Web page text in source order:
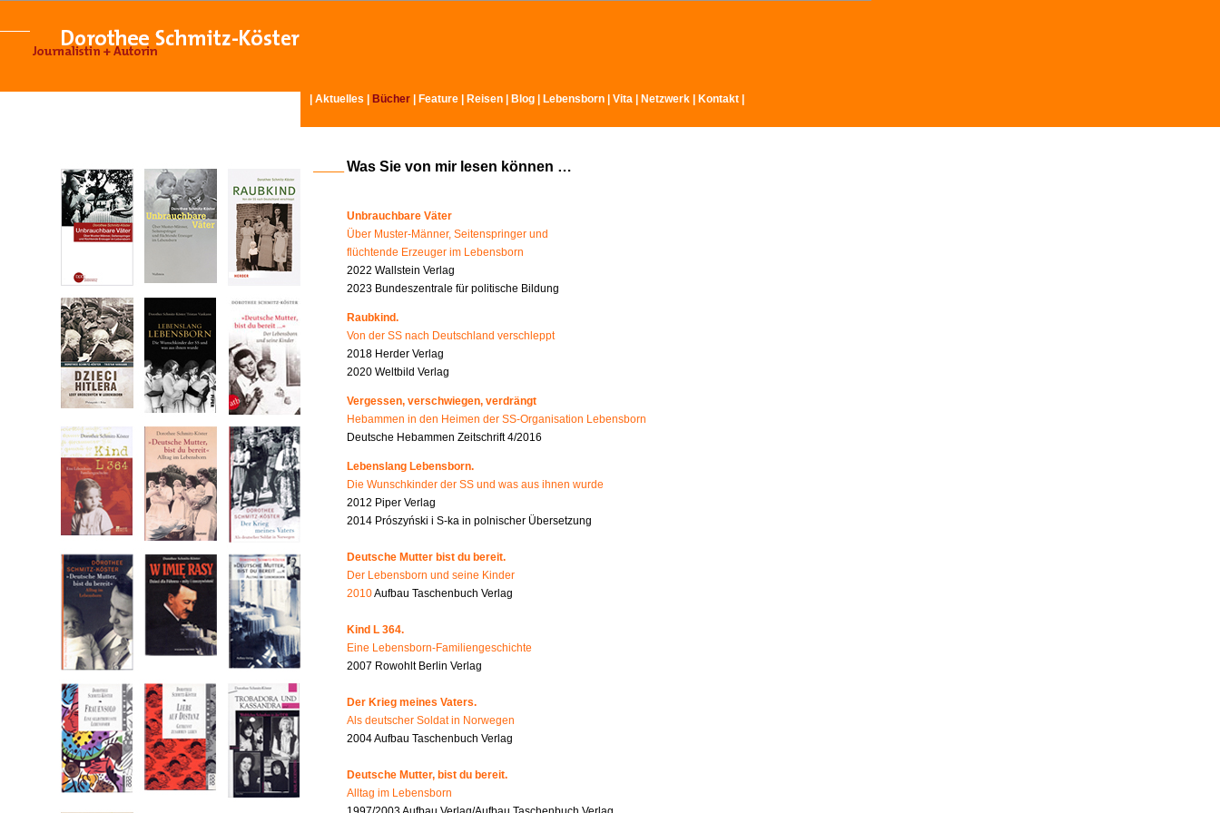
Aktuelles Bücher Feature Reisen Blog Lebensborn Vita Netzwerk Kontakt
Was Sie von mir lesen können …
Unbrauchbare Väter
Über Muster-Männer, Seitenspringer und
flüchtende Erzeuger im Lebensborn
2022 Wallstein Verlag
2023 Bundeszentrale für politische Bildung
Raubkind.
Von der SS nach Deutschland verschleppt
2018 Herder Verlag
2020 Weltbild Verlag
Vergessen, verschwiegen, verdrängt
Hebammen in den Heimen der SS-Organisation Lebensborn
Deutsche Hebammen Zeitschrift 4/2016
Lebenslang Lebensborn.
Die Wunschkinder der SS und was aus ihnen wurde
2012 Piper Verlag
2014 Prószyński i S-ka in polnischer Übersetzung
Deutsche Mutter bist du bereit.
Der Lebensborn und seine Kinder
2010Aufbau Taschenbuch Verlag
Kind L 364.
Eine Lebensborn-Familiengeschichte
2007 Rowohlt Berlin Verlag
Der Krieg meines Vaters.
Als deutscher Soldat in Norwegen
2004 Aufbau Taschenbuch Verlag
Deutsche Mutter, bist du bereit.
Alltag im Lebensborn